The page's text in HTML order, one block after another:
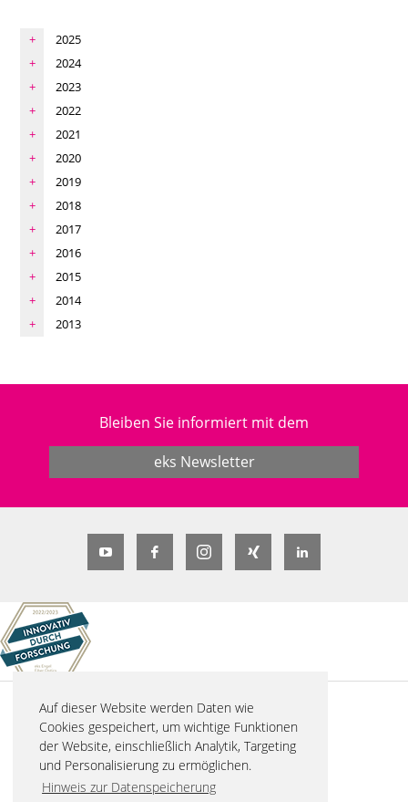
Auf dieser Website werden Daten wie
Cookies gespeichert, um wichtige Funktionen
der Website, einschließlich Analytik, Targeting
und Personalisierung zu ermöglichen.
Hinweis zur Datenspeicherung
2025
2024
2023
2022
2021
2020
2019
2018
2017
2016
2015
2014
2013
Bleiben Sie informiert mit dem
eks Newsletter
© 2026 eks Engel FOS GmbH & Co. KG
Schützenstraße 2
57482 Wenden-Hillmicke
Tel. +49 2762 9313-600
info(at)eks-engel.de